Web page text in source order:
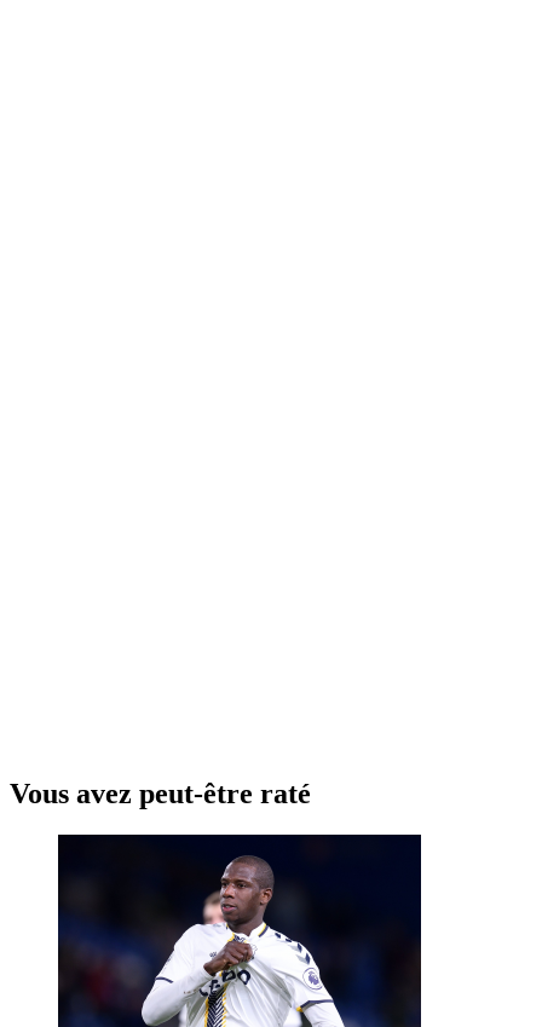
Vous avez peut-être raté